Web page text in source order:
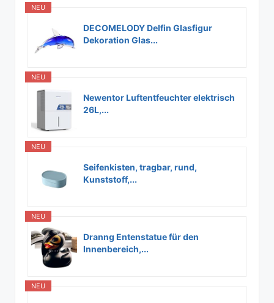
NEU
DECOMELODY Delfin Glasfigur
Dekoration Glas...
NEU
Newentor Luftentfeuchter elektrisch
26L,...
NEU
Seifenkisten, tragbar, rund,
Kunststoff,...
NEU
Dranng Entenstatue für den
Innenbereich,...
NEU